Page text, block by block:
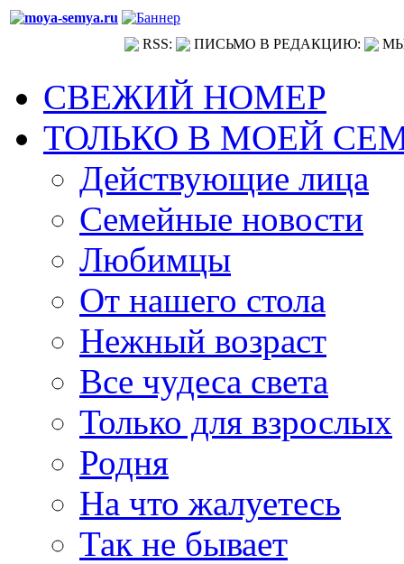
RSS: ПИСЬМО В РЕДАКЦИЮ:
СВЕЖИЙ НОМЕР
ТОЛЬКО В МОЕЙ
Действующие лица
Семейные новости
Любимцы
От нашего стола
Нежный возраст
Все чудеса света
Только для взрослых
Родня
На что жалуетесь
Так не бывает